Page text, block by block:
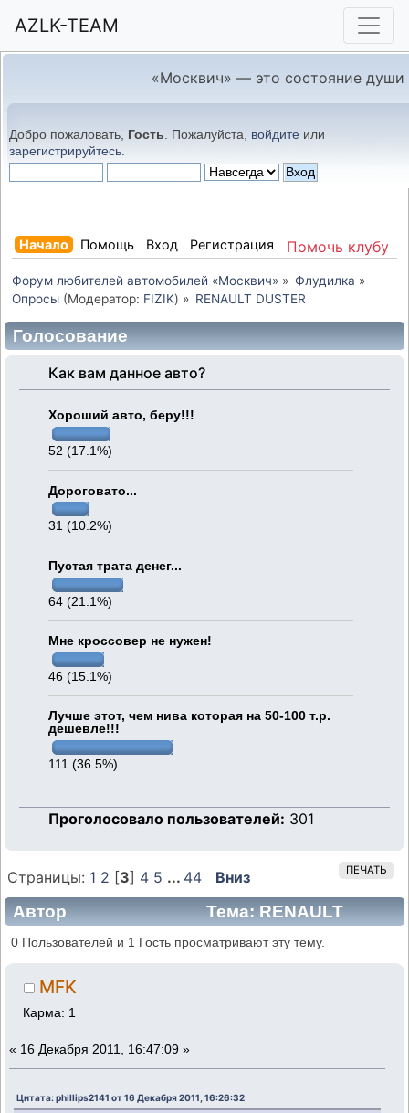
AZLK-TEAM
«Москвич» — это состояние души
Добро пожаловать, Гость . Пожалуйста, войдите или
зарегистрируйтесь
Помочь клубу
Начало Помощь Вход Регистрация
Форум любителей автомобилей «Москвич» » Флудилка »
Опросы (Модератор: FIZIK) » RENAULT DUSTER
Голосование
Как вам данное авто?
Хороший авто, беру!!!
52 (17.1%)
Дороговато...
31 (10.2%)
Пустая трата денег...
64 (21.1%)
Мне кроссовер не нужен!
46 (15.1%)
Лучше этот, чем нива которая на 50-100 т.р.
дешевле!!!
111 (36.5%)
Проголосовало пользователей: 301
ПЕЧАТЬ
Страницы: 1 2 [3] 4 5 ... 44 Вниз
Автор
Тема: RENAULT
DUSTER (Прочитано 58770 раз)
0 Пользователей и 1 Гость просматривают эту тему.
MFK
Карма: 1
« 16 Декабря 2011, 16:47:09 »
Цитата: phillips2141 от 16 Декабря 2011, 16:26:32